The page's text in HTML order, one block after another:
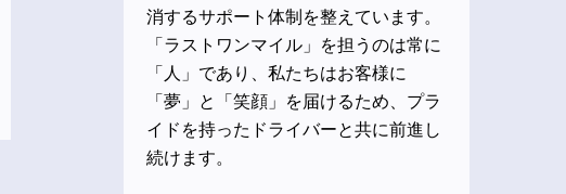
消するサポート体制を整えています。
「ラストワンマイル」を担うのは常に
「人」であり、私たちはお客様に
「夢」と「笑顔」を届けるため、プラ
イドを持ったドライバーと共に前進し
続けます。